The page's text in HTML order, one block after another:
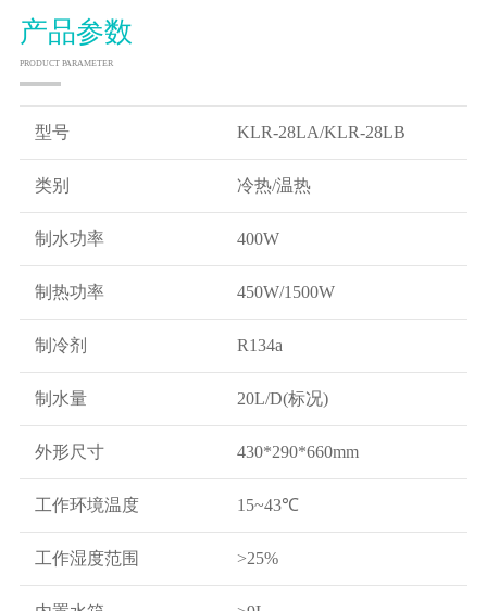
产品参数
PRODUCT PARAMETER
型号
类别
制水功率
制热功率
制冷剂
制水量
外形尺寸
工作环境温度
工作湿度范围
KLR-28LA/KLR-28LB
冷热/温热
400W
450W/1500W
R134a
20L/D(标况)
430*290*660mm
15~43℃
>25%